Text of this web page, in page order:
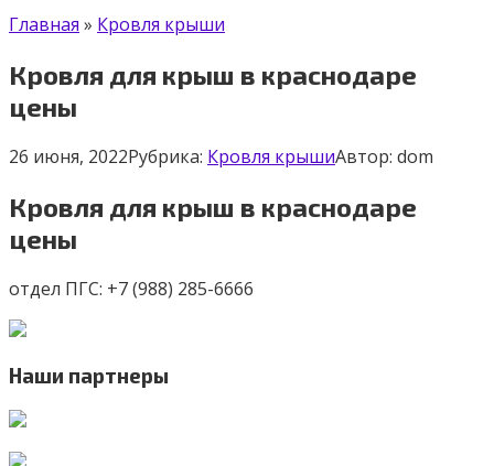
Главная » Кровля крыши
Кровля для крыш в краснодаре
цены
26 июня, 2022Рубрика: Кровля крышиАвтор: dom
Кровля для крыш в краснодаре
цены
отдел ПГС: +7 (988) 285-6666
Наши партнеры